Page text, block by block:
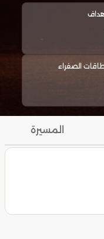
الصفراء
المسيرة